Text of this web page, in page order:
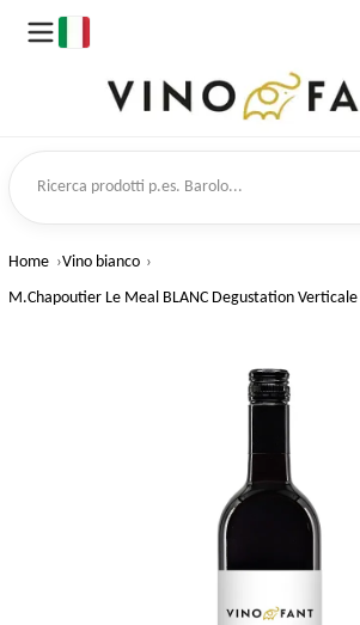
prodotti
Home
Vino bianco
M.Chapoutier Le Meal BLANC Degustation